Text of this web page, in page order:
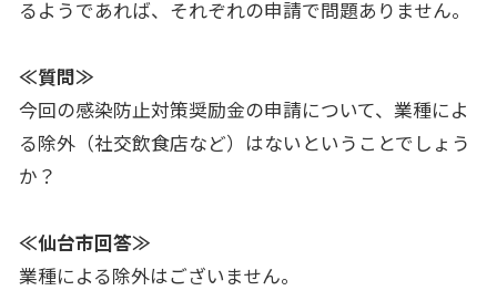
るようであれば、それぞれの申請で問題ありません。
≪質問≫
今回の感染防止対策奨励金の申請について、業種によ
る除外（社交飲食店など）はないということでしょう
か？
≪仙台市回答≫
業種による除外はございません。